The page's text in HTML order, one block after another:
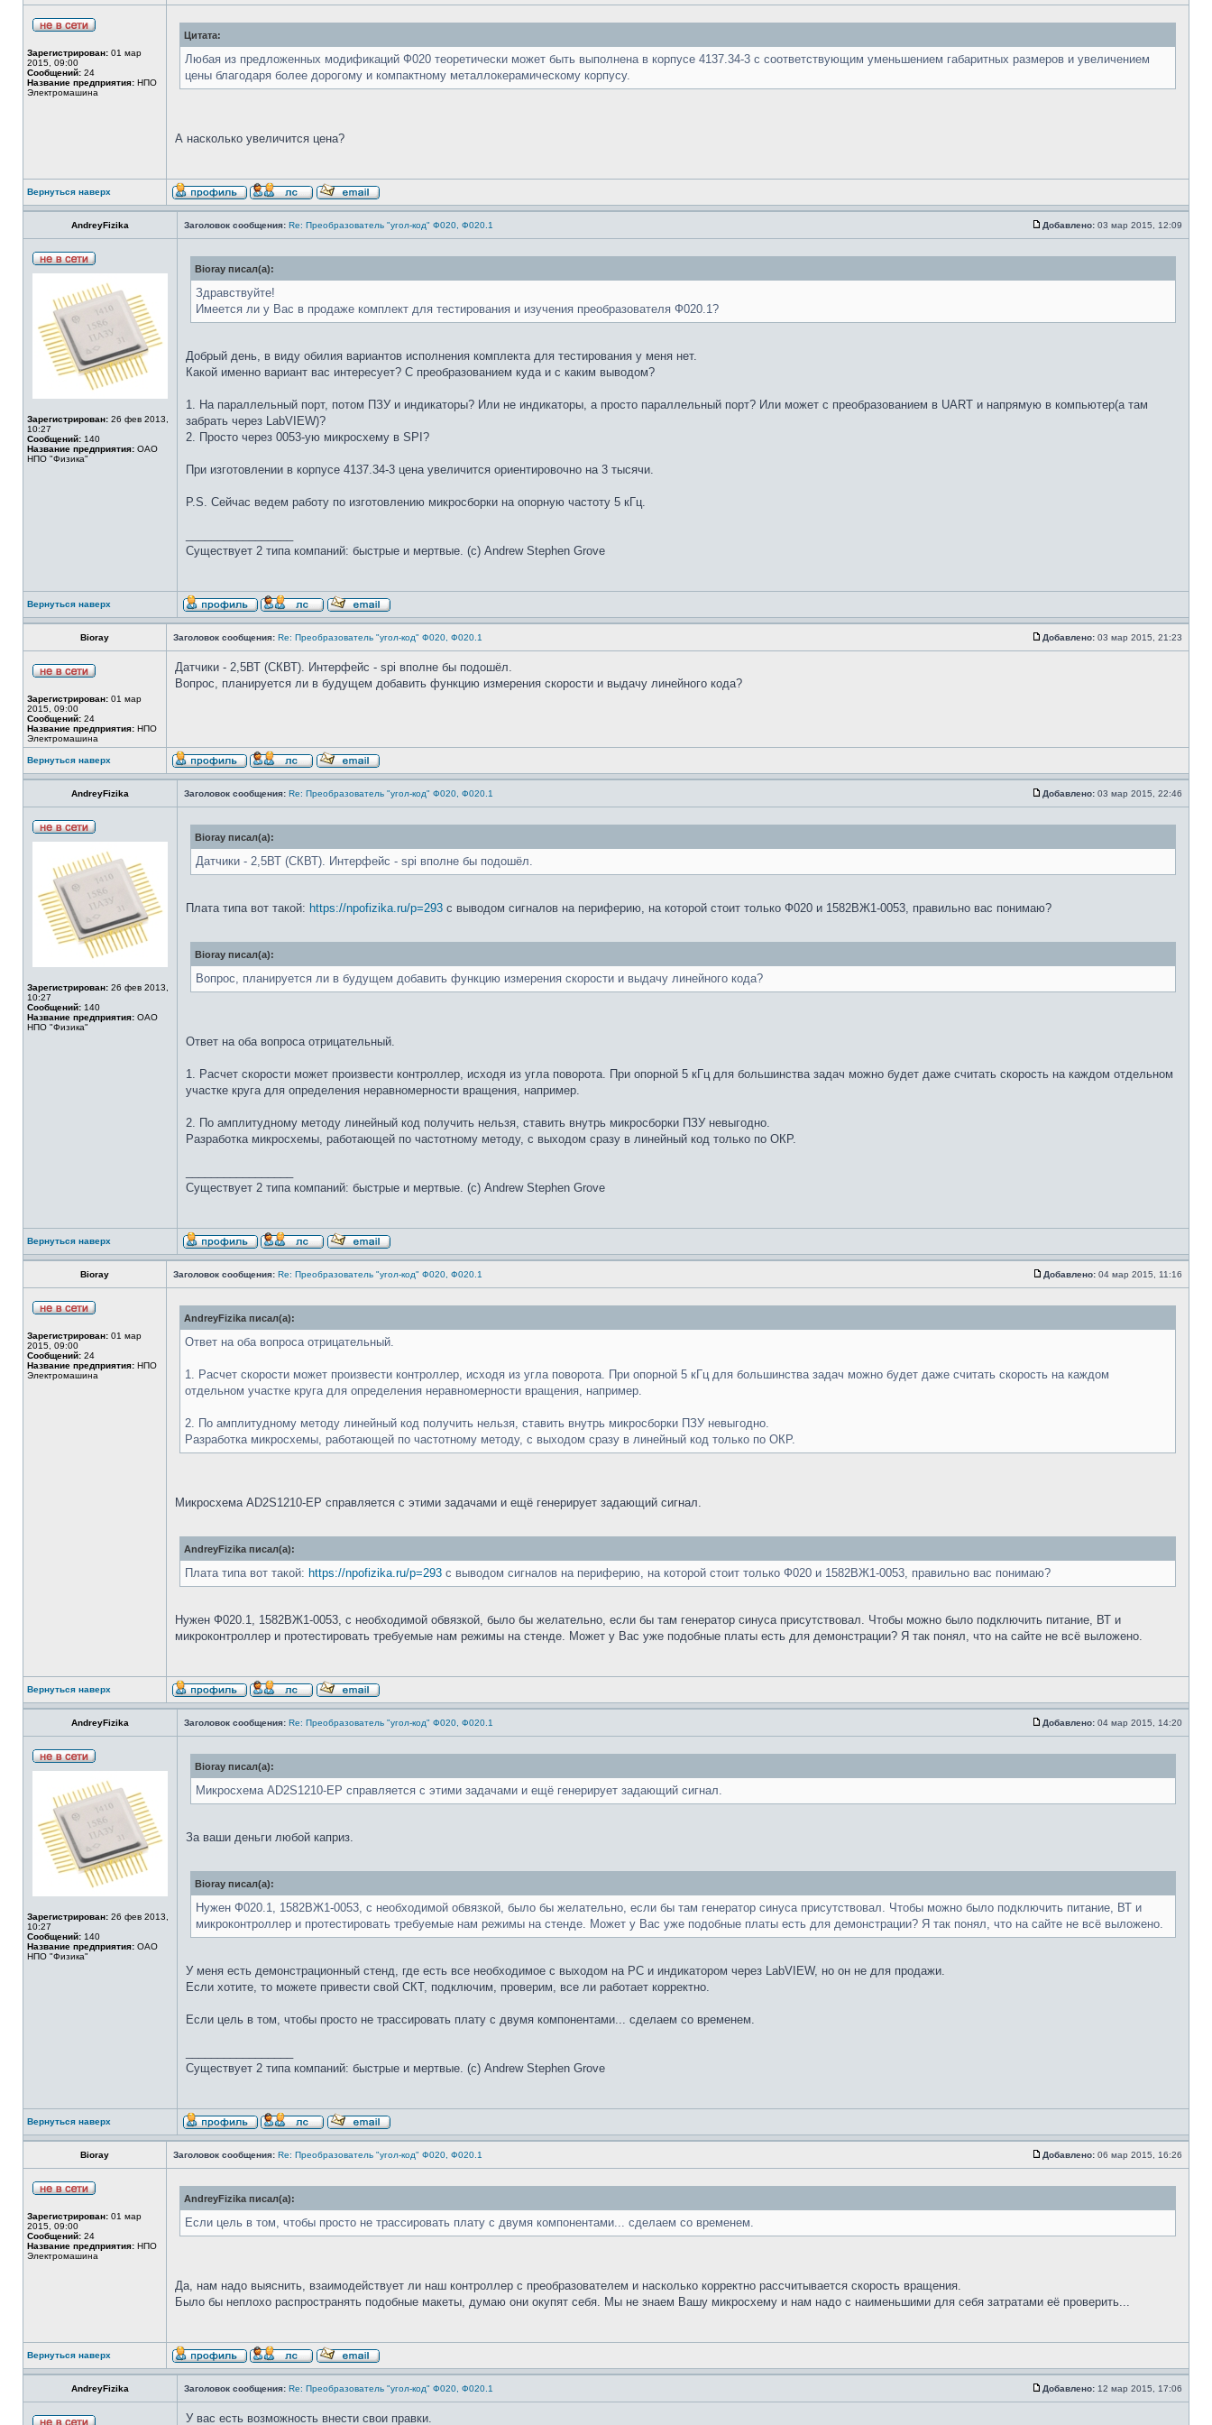
Зарегистрирован: 01 мар
2015, 09:00
Сообщений: 24
Название предприятия: НПО
Электромашина
Цитата:
Любая из предложенных модификаций Ф020 теоретически может быть выполнена в корпусе 4137.34-3 с соответствующим уменьшением габаритных размеров и увеличением
цены благодаря более дорогому и компактному металлокерамическому корпусу.
А насколько увеличится цена?
Вернуться наверх
AndreyFizika Заголовок сообщения: Re: Преобразователь "угол-код" Ф020, Ф020.1 Добавлено: 03 мар 2015, 12:09
Зарегистрирован: 26 фев 2013,
10:27
Сообщений: 140
Название предприятия: ОАО
НПО "Физика"
Bioray писал(а):
Здравствуйте!
Имеется ли у Вас в продаже комплект для тестирования и изучения преобразователя Ф020.1?
Добрый день, в виду обилия вариантов исполнения комплекта для тестирования у меня нет.
Какой именно вариант вас интересует? С преобразованием куда и с каким выводом?
1. На параллельный порт, потом ПЗУ и индикаторы? Или не индикаторы, а просто параллельный порт? Или может с преобразованием в UART и напрямую в компьютер(а там
забрать через LabVIEW)?
2. Просто через 0053-ую микросхему в SPI?
При изготовлении в корпусе 4137.34-3 цена увеличится ориентировочно на 3 тысячи.
P.S. Сейчас ведем работу по изготовлению микросборки на опорную частоту 5 кГц.
Существует 2 типа компаний: быстрые и мертвые. (с) Andrew Stephen Grove
Вернуться наверх
Bioray Заголовок сообщения: Re: Преобразователь "угол-код" Ф020, Ф020.1 Добавлено: 03 мар 2015, 21:23
Зарегистрирован: 01 мар
2015, 09:00
Сообщений: 24
Название предприятия: НПО
Электромашина
Датчики - 2,5ВТ (СКВТ). Интерфейс - spi вполне бы подошёл.
Вопрос, планируется ли в будущем добавить функцию измерения скорости и выдачу линейного кода?
Вернуться наверх
AndreyFizika Заголовок сообщения: Re: Преобразователь "угол-код" Ф020, Ф020.1 Добавлено: 03 мар 2015, 22:46
Зарегистрирован: 26 фев 2013,
10:27
Сообщений: 140
Название предприятия: ОАО
НПО "Физика"
Bioray писал(а):
Датчики - 2,5ВТ (СКВТ). Интерфейс - spi вполне бы подошёл.
Плата типа вот такой: https://npofizika.ru/p=293 с выводом сигналов на периферию, на которой стоит только Ф020 и 1582ВЖ1-0053, правильно вас понимаю?
Bioray писал(а):
Вопрос, планируется ли в будущем добавить функцию измерения скорости и выдачу линейного кода?
Ответ на оба вопроса отрицательный.
1. Расчет скорости может произвести контроллер, исходя из угла поворота. При опорной 5 кГц для большинства задач можно будет даже считать скорость на каждом отдельном
участке круга для определения неравномерности вращения, например.
2. По амплитудному методу линейный код получить нельзя, ставить внутрь микросборки ПЗУ невыгодно.
Разработка микросхемы, работающей по частотному методу, с выходом сразу в линейный код только по ОКР.
Существует 2 типа компаний: быстрые и мертвые. (с) Andrew Stephen Grove
Вернуться наверх
Bioray Заголовок сообщения: Re: Преобразователь "угол-код" Ф020, Ф020.1 Добавлено: 04 мар 2015, 11:16
Зарегистрирован: 01 мар
2015, 09:00
Сообщений: 24
Название предприятия: НПО
Электромашина
AndreyFizika писал(а):
Ответ на оба вопроса отрицательный.
1. Расчет скорости может произвести контроллер, исходя из угла поворота. При опорной 5 кГц для большинства задач можно будет даже считать скорость на каждом
отдельном участке круга для определения неравномерности вращения, например.
2. По амплитудному методу линейный код получить нельзя, ставить внутрь микросборки ПЗУ невыгодно.
Разработка микросхемы, работающей по частотному методу, с выходом сразу в линейный код только по ОКР.
Микросхема AD2S1210-EP справляется с этими задачами и ещё генерирует задающий сигнал.
AndreyFizika писал(а):
Плата типа вот такой: https://npofizika.ru/p=293 с выводом сигналов на периферию, на которой стоит только Ф020 и 1582ВЖ1-0053, правильно вас понимаю?
Нужен Ф020.1, 1582ВЖ1-0053, с необходимой обвязкой, было бы желательно, если бы там генератор синуса присутствовал. Чтобы можно было подключить питание, ВТ и
микроконтроллер и протестировать требуемые нам режимы на стенде. Может у Вас уже подобные платы есть для демонстрации? Я так понял, что на сайте не всё выложено.
Вернуться наверх
AndreyFizika Заголовок сообщения: Re: Преобразователь "угол-код" Ф020, Ф020.1 Добавлено: 04 мар 2015, 14:20
Зарегистрирован: 26 фев 2013,
10:27
Сообщений: 140
Название предприятия: ОАО
НПО "Физика"
Bioray писал(а):
Микросхема AD2S1210-EP справляется с этими задачами и ещё генерирует задающий сигнал.
За ваши деньги любой каприз.
Bioray писал(а):
Нужен Ф020.1, 1582ВЖ1-0053, с необходимой обвязкой, было бы желательно, если бы там генератор синуса присутствовал. Чтобы можно было подключить питание, ВТ и
микроконтроллер и протестировать требуемые нам режимы на стенде. Может у Вас уже подобные платы есть для демонстрации? Я так понял, что на сайте не всё выложено.
У меня есть демонстрационный стенд, где есть все необходимое с выходом на PC и индикатором через LabVIEW, но он не для продажи.
Если хотите, то можете привести свой СКТ, подключим, проверим, все ли работает корректно.
Если цель в том, чтобы просто не трассировать плату с двумя компонентами... сделаем со временем.
Существует 2 типа компаний: быстрые и мертвые. (с) Andrew Stephen Grove
Вернуться наверх
Bioray Заголовок сообщения: Re: Преобразователь "угол-код" Ф020, Ф020.1 Добавлено: 06 мар 2015, 16:26
Зарегистрирован: 01 мар
2015, 09:00
Сообщений: 24
Название предприятия: НПО
Электромашина
AndreyFizika писал(а):
Если цель в том, чтобы просто не трассировать плату с двумя компонентами... сделаем со временем.
Да, нам надо выяснить, взаимодействует ли наш контроллер с преобразователем и насколько корректно рассчитывается скорость вращения.
Было бы неплохо распространять подобные макеты, думаю они окупят себя. Мы не знаем Вашу микросхему и нам надо с наименьшими для себя затратами её проверить...
Вернуться наверх
AndreyFizika Заголовок сообщения: Re: Преобразователь "угол-код" Ф020, Ф020.1 Добавлено: 12 мар 2015, 17:06
У вас есть возможность внести свои правки.